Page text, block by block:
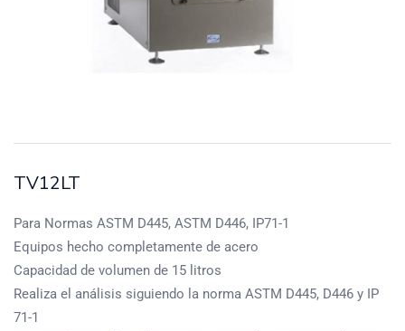
TV12LT
Para Normas ASTM D445, ASTM D446, ​​IP71-1
Equipos hecho completamente de acero
Capacidad de volumen de 15 litros
Realiza el análisis siguiendo la norma ASTM D445, D446 y IP
71-1